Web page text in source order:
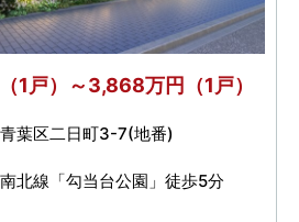
1戸）～3,868万円（1戸）
葉区二日町3-7(地番)
北線「勾当台公園」徒歩5分